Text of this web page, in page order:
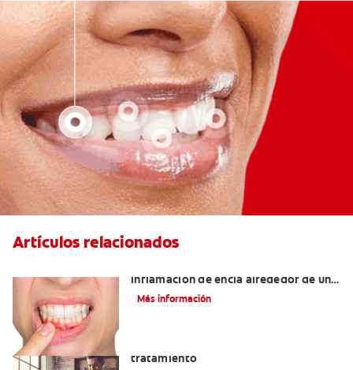
Artículos relacionados
inflamación de encía alrededor de un
diente?
Más información
tratamiento